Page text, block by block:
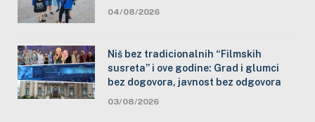
04/08/2026
Niš bez tradicionalnih “Filmskih
susreta” i ove godine: Grad i glumci
bez dogovora, javnost bez odgovora
03/08/2026